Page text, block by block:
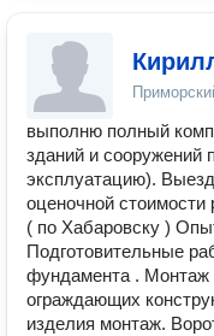
выполню полный
зданий и сооружений
эксплуатацию).
оценочной стоимости
( по Хабаровску )
Подготовительные
фундамента . Монтаж
ограждающих
изделия монтаж.